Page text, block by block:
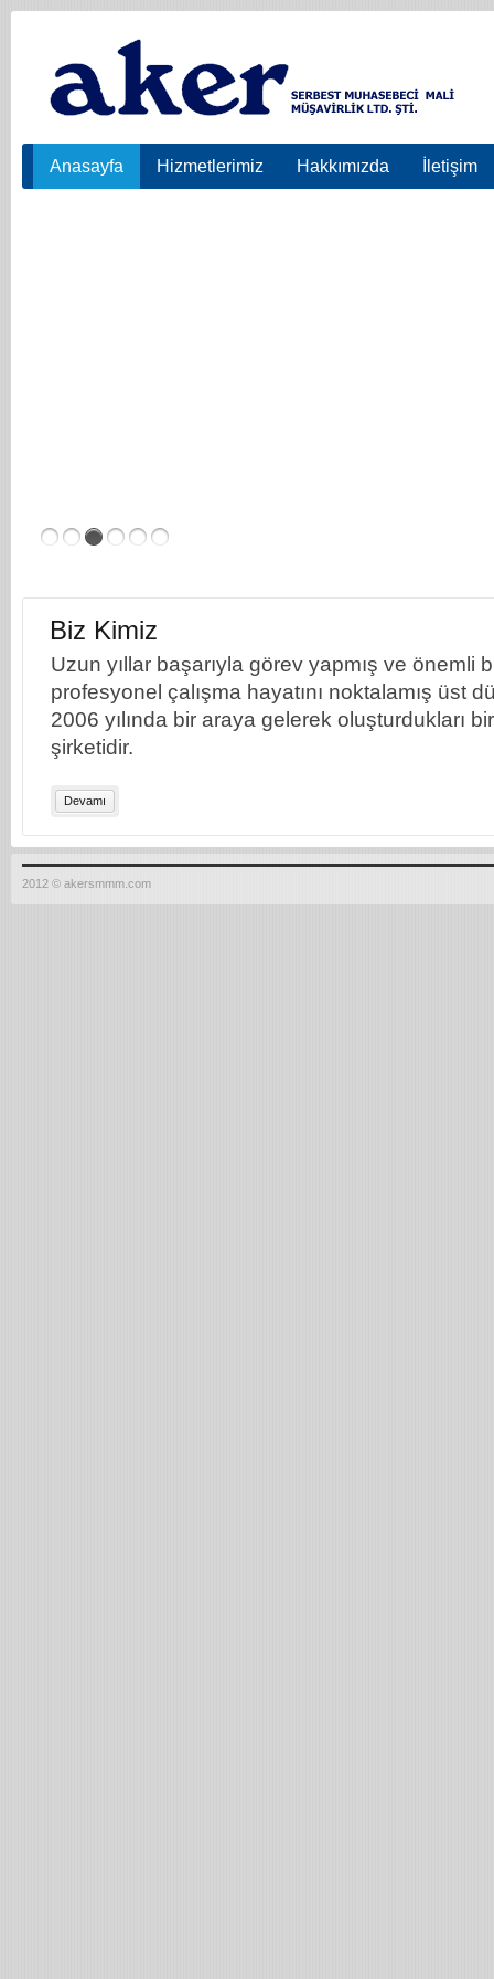
Anasayfa Hizmetlerimiz Hakkımızda İletişim
Biz Kimiz
Uzun yıllar başarıyla görev yapmış ve önemli
profesyonel çalışma hayatını noktalamış üst
2006 yılında bir araya gelerek oluşturdukları
şirketidir.
Devamı
2012 © akersmmm.com